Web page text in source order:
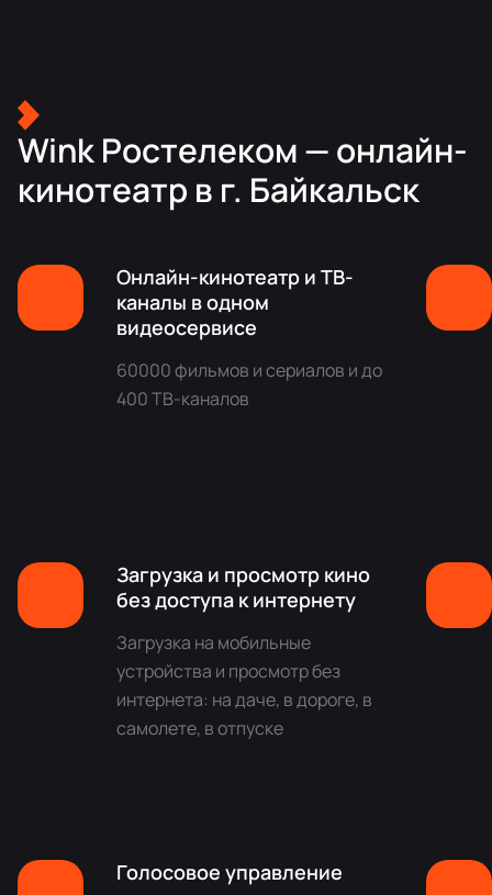
Wink Ростелеком — онлайн-
кинотеатр в г. Байкальск
Онлайн-кинотеатр и ТВ-
каналы в одном
видеосервисе
60000 фильмов и сериалов и до
400 ТВ-каналов
Загрузка и просмотр кино
без доступа к интернету
Загрузка на мобильные
устройства и просмотр без
интернета: на даче, в дороге, в
самолете, в отпуске
Голосовое управление